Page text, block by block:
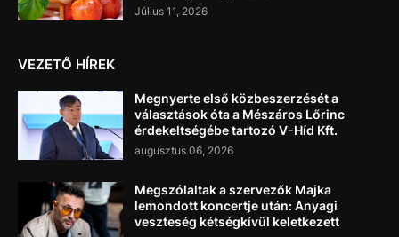
Július 11, 2026
VEZETŐ HÍREK
Megnyerte első közbeszerzését a
választások óta a Mészáros Lőrinc
érdekeltségébe tartozó V-Híd Kft.
augusztus 06, 2026
Megszólaltak a szervezők Majka
lemondott koncertje után: Anyagi
veszteség kétségkívül keletkezett